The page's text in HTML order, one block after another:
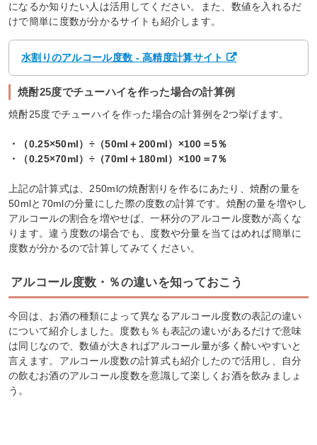
になるか知りたい人は活用してください。また、数値を入れるだ
けで簡単に度数が分かるサイトも紹介します。
水割りのアルコール度数 - 高精度計算サイト
焼酎25度でチューハイを作った場合の計算例
焼酎25度でチューハイを作った場合の計算例を2つ挙げます。
・（0.25×50ml）÷（50ml＋200ml）×100＝5％
・（0.25×70ml）÷（70ml＋180ml）×100＝7％
上記の計算式は、250mlの焼酎割りを作るにあたり、焼酎の量を
50mlと70mlの分量にした際の度数の計算です。焼酎の量を増やし
アルコールの割合を増やせば、一杯分のアルコール度数が高くな
ります。違う度数の場合でも、度数や分量を当てはめれば簡単に
度数が分かるので計算してみてください。
アルコール度数・％の違いを知っておこう
今回は、お酒の種類によって異なるアルコール度数の表記の違い
について紹介しました。度数も％も表記の違いがあるだけで意味
は同じなので、数値が大きればアルコール量が多く酔いやすいと
言えます。アルコール度数の計算式も紹介したので活用し、自分
の飲むお酒のアルコール度数を意識して楽しくお酒を飲みましょ
う。